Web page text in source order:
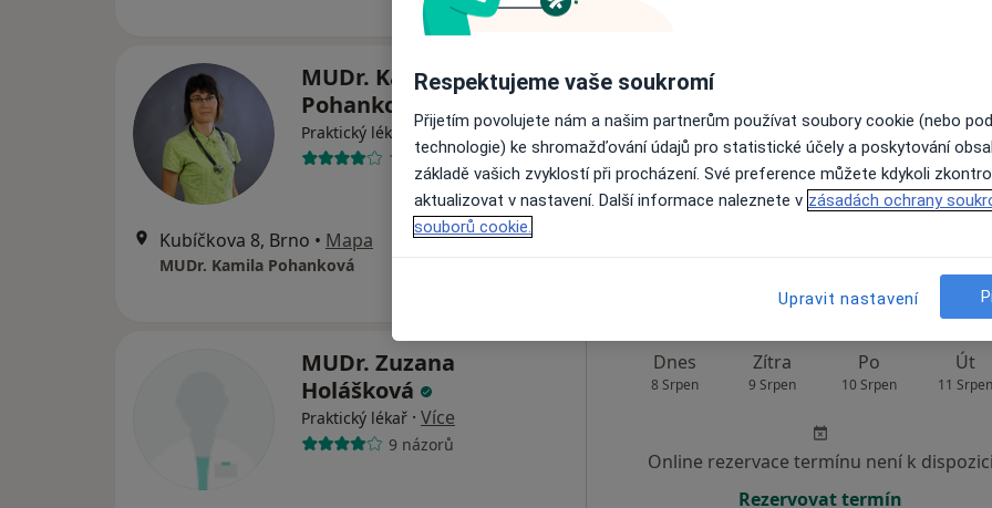
MUDr. Kamila
Pohanková
Praktický lékař · Více
11 názorů
Kubíčkova 8, Brno • Mapa
MUDr. Kamila Pohanková
Dnes
Online rezervace termínu není k
Rezervovat termín
MUDr. Zuzana
Holášková
Praktický lékař · Více
9 názorů
Dnes
8 Srpen
Zítra
9 Srpen
Po
10 Srpen
Út
11 Srpen
Online rezervace termínu není k dispozici
Rezervovat termín
Respektujeme vaše soukromí
Přijetím povolujete nám a našim partnerům používat soubory cookie (nebo
technologie) ke shromažďování údajů pro statistické účely a poskytování
základě vašich zvyklostí při procházení. Své preference můžete kdykoli
aktualizovat v nastavení. Další informace naleznete v zásadách ochrany
souborů cookie.
Upravit nastavení